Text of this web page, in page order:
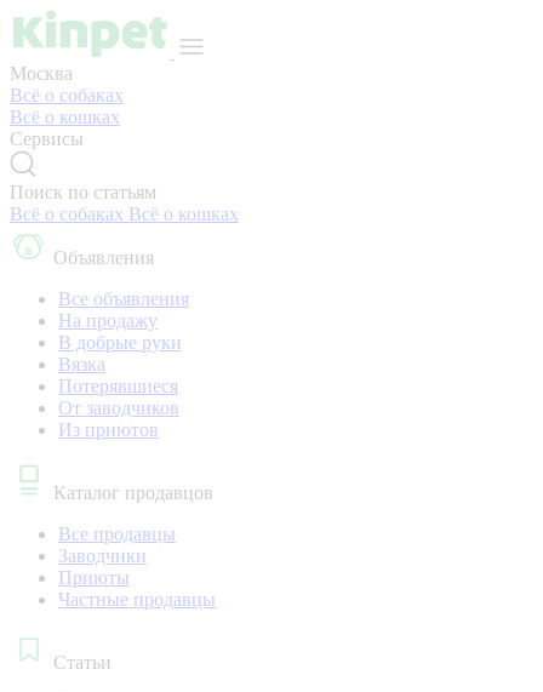
Москва
Всё о собаках
Всё о кошках
Сервисы
Поиск по статьям
Всё о собаках Всё о кошках
Объявления
Все объявления
На продажу
В добрые руки
Вязка
Потерявшиеся
От заводчиков
Из приютов
Каталог продавцов
Все продавцы
Заводчики
Приюты
Частные продавцы
Статьи